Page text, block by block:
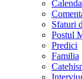
Sfaturi
Postul
Predici
Familia